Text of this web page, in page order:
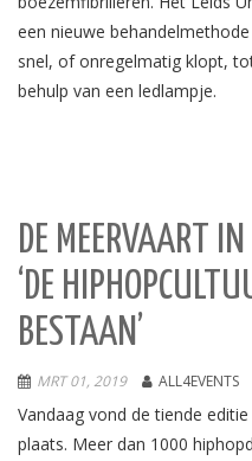
een nieuwe
snel, of onregelmatig klopt,
behulp van een ledlampje.
DE MEERVAART
‘DE
BESTAAN’
MRT 01, 2019 ALL4EVENTS
Vandaag vond de tiende
plaats. Meer dan 1000